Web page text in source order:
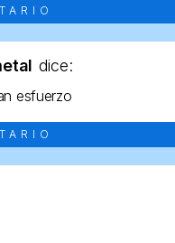
dice:
esfuerzo